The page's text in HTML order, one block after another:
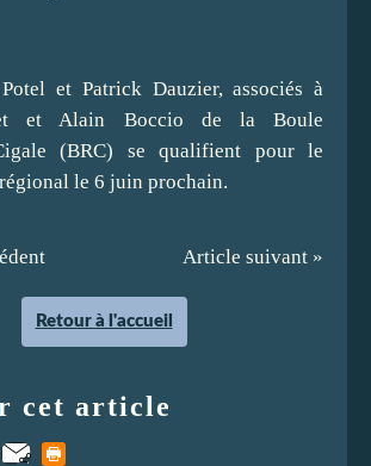
et Patrick Dauzier, associés à
et Alain Boccio de la Boule
(BRC) se qualifient pour le
le 6 juin prochain.
Article suivant »
Retour à l'accueil
cet article